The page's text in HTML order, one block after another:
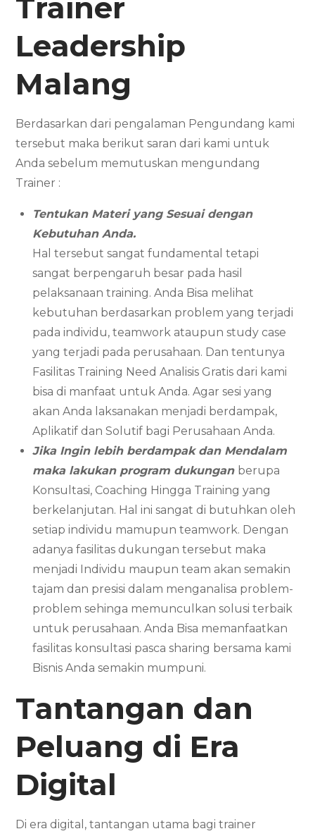
Trainer
Leadership
Malang
Berdasarkan dari pengalaman Pengundang kami
tersebut maka berikut saran dari kami untuk
Anda sebelum memutuskan mengundang
Trainer :
Tentukan Materi yang Sesuai dengan
Kebutuhan Anda.
Hal tersebut sangat fundamental tetapi
sangat berpengaruh besar pada hasil
pelaksanaan training. Anda Bisa melihat
kebutuhan berdasarkan problem yang terjadi
pada individu, teamwork ataupun study case
yang terjadi pada perusahaan. Dan tentunya
Fasilitas Training Need Analisis Gratis dari kami
bisa di manfaat untuk Anda. Agar sesi yang
akan Anda laksanakan menjadi berdampak,
Aplikatif dan Solutif bagi Perusahaan Anda.
Jika Ingin lebih berdampak dan Mendalam
maka lakukan program dukungan berupa
Konsultasi, Coaching Hingga Training yang
berkelanjutan. Hal ini sangat di butuhkan oleh
setiap individu mamupun teamwork. Dengan
adanya fasilitas dukungan tersebut maka
menjadi Individu maupun team akan semakin
tajam dan presisi dalam menganalisa problem-
problem sehinga memunculkan solusi terbaik
untuk perusahaan. Anda Bisa memanfaatkan
fasilitas konsultasi pasca sharing bersama kami
Bisnis Anda semakin mumpuni.
Tantangan dan
Peluang di Era
Digital
Di era digital, tantangan utama bagi trainer